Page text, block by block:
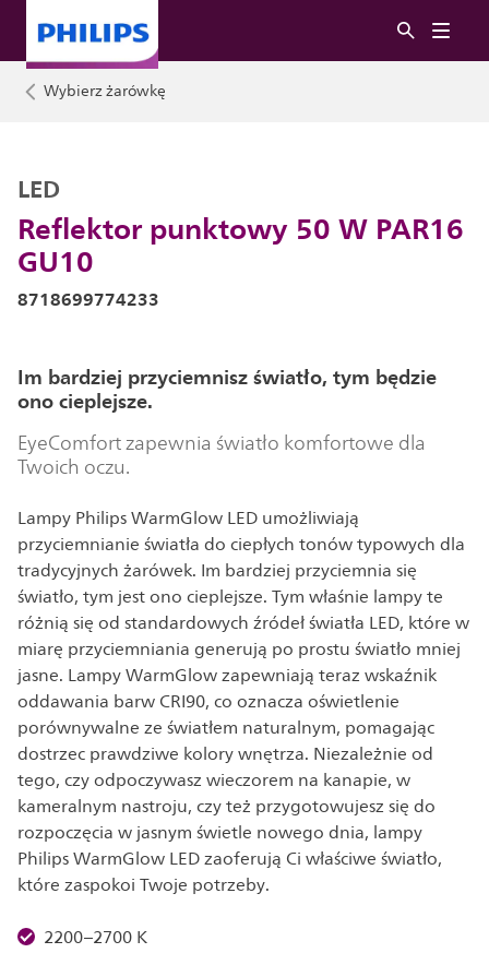
Wybierz żarówkę
Reflektor punktowy 50 W PAR16
GU10
LED
8718699774233
Im bardziej przyciemnisz światło, tym będzie
ono cieplejsze.
EyeComfort zapewnia światło komfortowe dla
Twoich oczu.
Lampy Philips WarmGlow LED umożliwiają
przyciemnianie światła do ciepłych tonów typowych dla
tradycyjnych żarówek. Im bardziej przyciemnia się
światło, tym jest ono cieplejsze. Tym właśnie lampy te
różnią się od standardowych źródeł światła LED, które w
miarę przyciemniania generują po prostu światło mniej
jasne. Lampy WarmGlow zapewniają teraz wskaźnik
oddawania barw CRI90, co oznacza oświetlenie
porównywalne ze światłem naturalnym, pomagając
dostrzec prawdziwe kolory wnętrza. Niezależnie od
tego, czy odpoczywasz wieczorem na kanapie, w
kameralnym nastroju, czy też przygotowujesz się do
rozpoczęcia w jasnym świetle nowego dnia, lampy
Philips WarmGlow LED zaoferują Ci właściwe światło,
które zaspokoi Twoje potrzeby.
2200–2700 K